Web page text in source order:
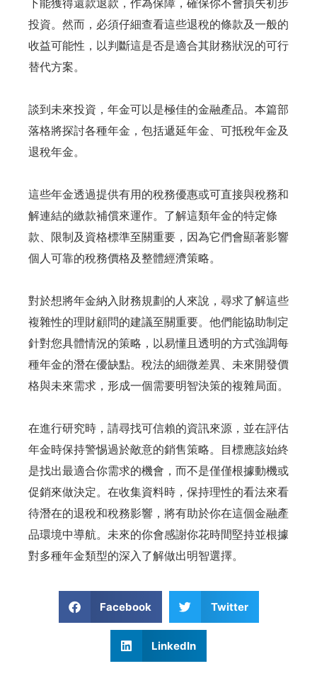
下能獲得還款退款，作為保障，確保你不會損失初步
投資。然而，必須仔細查看這些退稅的條款及一般的
收益可能性，以判斷這是否是適合其財務狀況的可行
替代方案。
談到未來投資，年金可以是極佳的金融產品。本篇部
落格將探討各種年金，包括遞延年金、可抵稅年金及
退稅年金。
這些年金透過提供有用的稅務優惠或可直接與稅務和
解連結的繳款補償來運作。了解這類年金的特定條
款、限制及資格標準至關重要，因為它們會顯著影響
個人可靠的稅務價格及整體經濟策略。
對於想將年金納入財務規劃的人來說，尋求了解這些
複雜性的理財顧問的建議至關重要。他們能協助制定
針對您具體情況的策略，以易懂且透明的方式強調每
種年金的潛在優缺點。稅法的細微差異、未來開發價
格與未來需求，形成一個需要明智決策的複雜局面。
在進行研究時，請尋找可信賴的資訊來源，並在評估
年金時保持警惕過於敵意的銷售策略。目標應該始終
是找出最適合你需求的機會，而不是僅僅根據動機或
促銷來做決定。在收集資料時，保持理性的看法來看
待潛在的退稅和稅務影響，將有助於你在這個金融產
品環境中導航。未來的你會感謝你花時間堅持並根據
對多種年金類型的深入了解做出明智選擇。
Facebook Twitter
LinkedIn